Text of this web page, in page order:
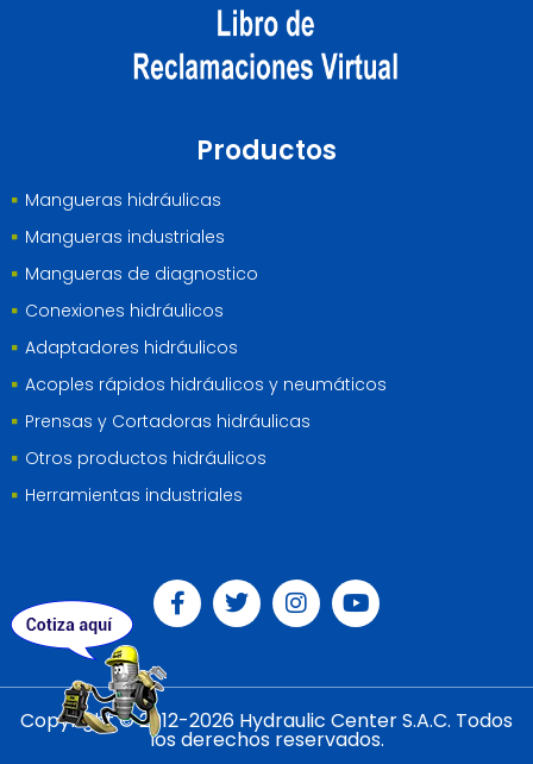
Productos
Mangueras hidráulicas
Mangueras industriales
Mangueras de diagnostico
Conexiones hidráulicos
Adaptadores hidráulicos
Acoples rápidos hidráulicos y neumáticos
Prensas y Cortadoras hidráulicas
Otros productos hidráulicos
Herramientas industriales
Copyright © 2012-2026 Hydraulic Center S.A.C. Todos
los derechos reservados.